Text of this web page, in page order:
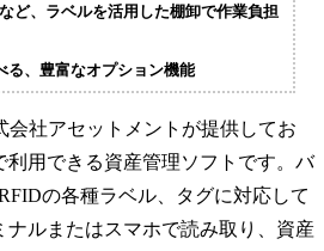
ど、ラベルを活用した棚卸で作業負担
る、豊富なオプション機能
会社アセットメントが提供してお
利用できる資産管理ソフトです。バ
の各種ラベル、タグに対応して
ナルまたはスマホで読み取り、資産